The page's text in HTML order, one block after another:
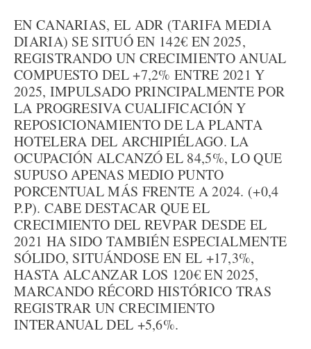
EN CANARIAS, EL ADR (TARIFA MEDIA
DIARIA) SE SITUÓ EN 142€ EN 2025,
REGISTRANDO UN CRECIMIENTO ANUAL
COMPUESTO DEL +7,2% ENTRE 2021 Y
2025, IMPULSADO PRINCIPALMENTE POR
LA PROGRESIVA CUALIFICACIÓN Y
REPOSICIONAMIENTO DE LA PLANTA
HOTELERA DEL ARCHIPIÉLAGO. LA
OCUPACIÓN ALCANZÓ EL 84,5%, LO QUE
SUPUSO APENAS MEDIO PUNTO
PORCENTUAL MÁS FRENTE A 2024. (+0,4
P.P). CABE DESTACAR QUE EL
CRECIMIENTO DEL REVPAR DESDE EL
2021 HA SIDO TAMBIÉN ESPECIALMENTE
SÓLIDO, SITUÁNDOSE EN EL +17,3%,
HASTA ALCANZAR LOS 120€ EN 2025,
MARCANDO RÉCORD HISTÓRICO TRAS
REGISTRAR UN CRECIMIENTO
INTERANUAL DEL +5,6%.